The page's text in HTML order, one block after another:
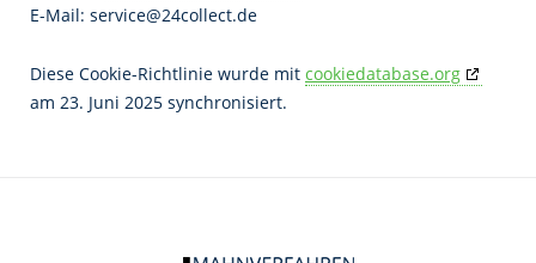
E-Mail: service@24collect.de
Diese Cookie-Richtlinie wurde mit cookiedatabase.org
am 23. Juni 2025 synchronisiert.